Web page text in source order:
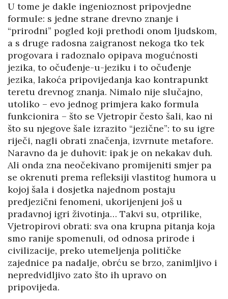
U tome je dakle ingenioznost pripovjedne
formule: s jedne strane drevno znanje i
“prirodni” pogled koji prethodi onom ljudskom,
a s druge radosna zaigranost nekoga tko tek
progovara i radoznalo opipava mogućnosti
jezika, to očuđenje-u-jeziku i to očuđenje
jezika, lakoća pripovijedanja kao kontrapunkt
teretu drevnog znanja. Nimalo nije slučajno,
utoliko – evo jednog primjera kako formula
funkcionira – što se Vjetropir često šali, kao ni
što su njegove šale izrazito “jezične”: to su igre
riječi, nagli obrati značenja, izvrnute metafore.
Naravno da je duhovit: ipak je on nekakav duh.
Ali onda zna neočekivano promijeniti smjer pa
se okrenuti prema refleksiji vlastitog humora u
kojoj šala i dosjetka najednom postaju
predjezični fenomeni, ukorijenjeni još u
pradavnoj igri životinja… Takvi su, otprilike,
Vjetropirovi obrati: sva ona krupna pitanja koja
smo ranije spomenuli, od odnosa prirode i
civilizacije, preko utemeljenja političke
zajednice pa nadalje, obrću se brzo, zanimljivo i
nepredvidljivo zato što ih upravo on
pripovijeda.